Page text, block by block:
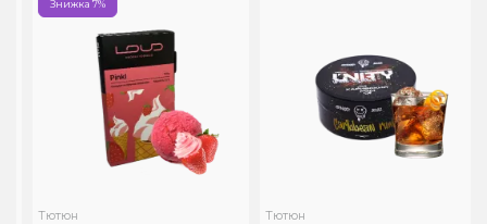
Знижка 7%
Тютюн
Тютюн